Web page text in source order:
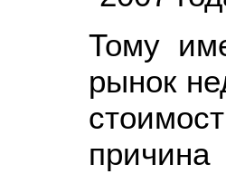
Тому
рынок